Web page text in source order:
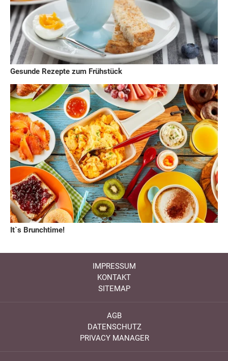
Gesunde Rezepte zum Frühstück
It`s Brunchtime!
IMPRESSUM
KONTAKT
SITEMAP
AGB
DATENSCHUTZ
PRIVACY MANAGER